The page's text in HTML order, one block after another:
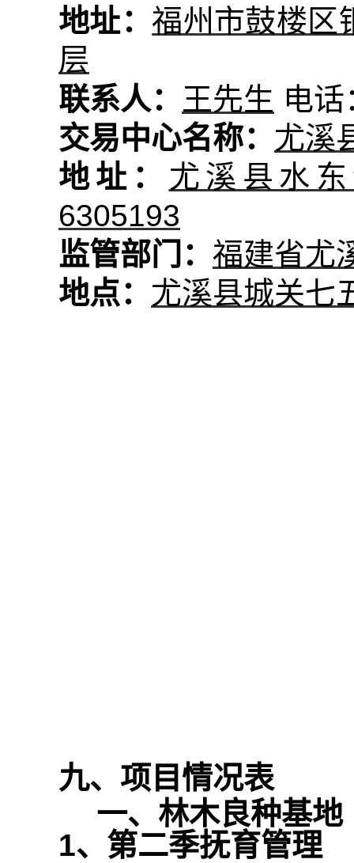
地址： 福州市鼓楼区
层
联系人： 王先生 电话
交易中心名称： 尤溪
地址： 尤溪县水
6305193
监管部门： 福建省尤
地点： 尤溪县城关七
九、项目情况表
一、林木良种基地
1、第二季抚育管理